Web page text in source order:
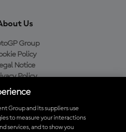
Us
Group
Policy
Notice
Policy
Policy
oficial da MotoGP™
Group and its suppliers use
to measure your interactions
services, and to show you